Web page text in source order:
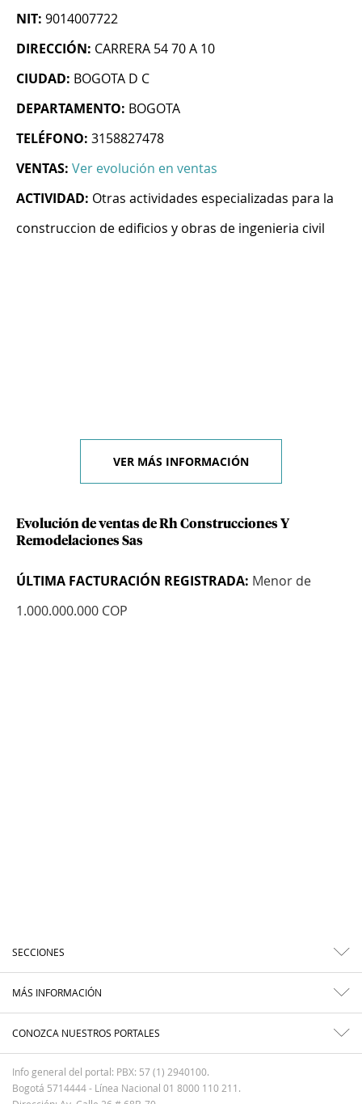
NIT: 9014007722
DIRECCIÓN: CARRERA 54 70 A 10
CIUDAD: BOGOTA D C
DEPARTAMENTO: BOGOTA
TELÉFONO: 3158827478
VENTAS: Ver evolución en ventas
ACTIVIDAD: Otras actividades especializadas para la
construccion de edificios y obras de ingenieria civil
VER MÁS INFORMACIÓN
Evolución de ventas de Rh Construcciones Y
Remodelaciones Sas
ÚLTIMA FACTURACIÓN REGISTRADA: Menor de
1.000.000.000 COP
SECCIONES
MÁS INFORMACIÓN
CONOZCA NUESTROS PORTALES
Info general del portal: PBX: 57 (1) 2940100.
Bogotá 5714444 - Línea Nacional 01 8000 110 211.